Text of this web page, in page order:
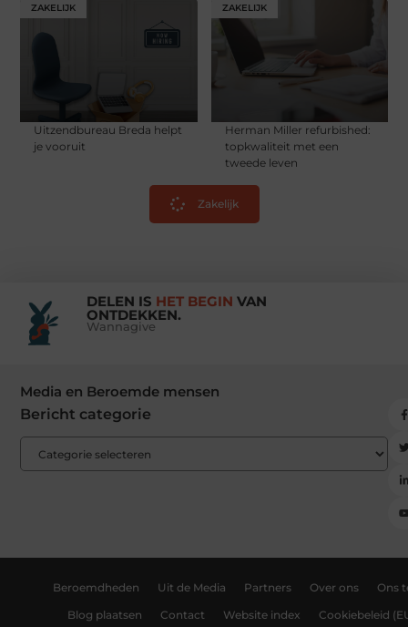
ZAKELIJK
Uitzendbureau Breda helpt
je vooruit
ZAKELIJK
Herman Miller refurbished:
topkwaliteit met een
tweede leven
Zakelijk
DELEN IS HET BEGIN VAN
ONTDEKKEN.
Wannagive
Media en Beroemde mensen
Bericht categorie
Beroemdheden Uit de Media Partners Over ons Ons
Blog plaatsen Contact Website index Cookiebeleid